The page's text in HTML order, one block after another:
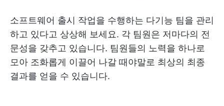
소프트웨어 출시 작업을 수행하는 다기능 팀을 관리
하고 있다고 상상해 보세요. 각 팀원은 저마다의 전
문성을 갖추고 있습니다. 팀원들의 노력을 하나로
모아 조화롭게 이끌어 나갈 때야말로 최상의 최종
결과를 얻을 수 있습니다.